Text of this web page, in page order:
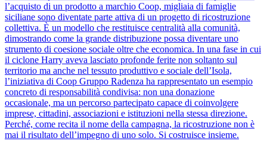
l’acquisto di un prodotto a marchio Coop, migliaia di famiglie
siciliane sono diventate parte attiva di un progetto di ricostruzione
collettiva. È un modello che restituisce centralità alla comunità,
dimostrando come la grande distribuzione possa diventare uno
strumento di coesione sociale oltre che economica. In una fase in cui
il ciclone Harry aveva lasciato profonde ferite non soltanto sul
territorio ma anche nel tessuto produttivo e sociale dell’Isola,
l’iniziativa di Coop Gruppo Radenza ha rappresentato un esempio
concreto di responsabilità condivisa: non una donazione
occasionale, ma un percorso partecipato capace di coinvolgere
imprese, cittadini, associazioni e istituzioni nella stessa direzione.
Perché, come recita il nome della campagna, la ricostruzione non è
mai il risultato dell’impegno di uno solo. Si costruisce insieme.